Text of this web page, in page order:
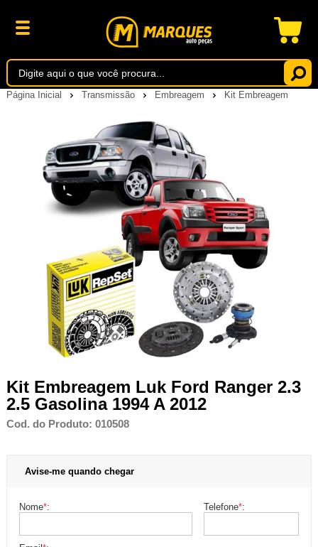
Página Inicial Transmissão Embreagem Kit Embreagem
Kit Embreagem Luk Ford Ranger 2.3
2.5 Gasolina 1994 A 2012
Cod. do Produto: 010508
Avise-me quando chegar
Nome*: Telefone*: